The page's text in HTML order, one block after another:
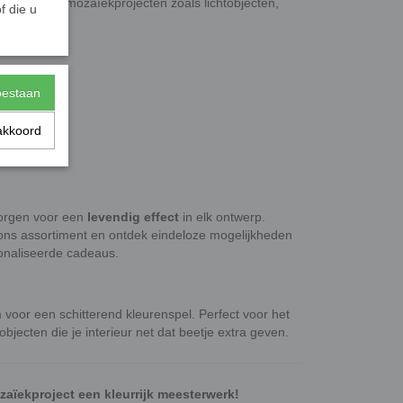
voor een levendig effect in elk ontwerp.
assortiment en ontdek eindeloze mogelijkheden
cadeaus.
een schitterend kleurenspel. Perfect voor het
die je interieur net dat beetje extra geven.
een kleurrijk meesterwerk!
die u